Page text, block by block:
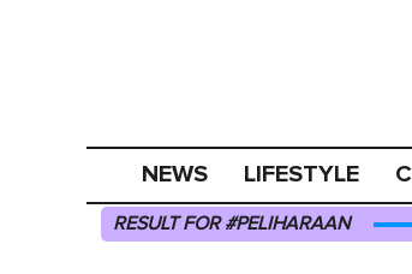
NEWS LIFESTYLE
RESULT FOR #PELIHARAAN